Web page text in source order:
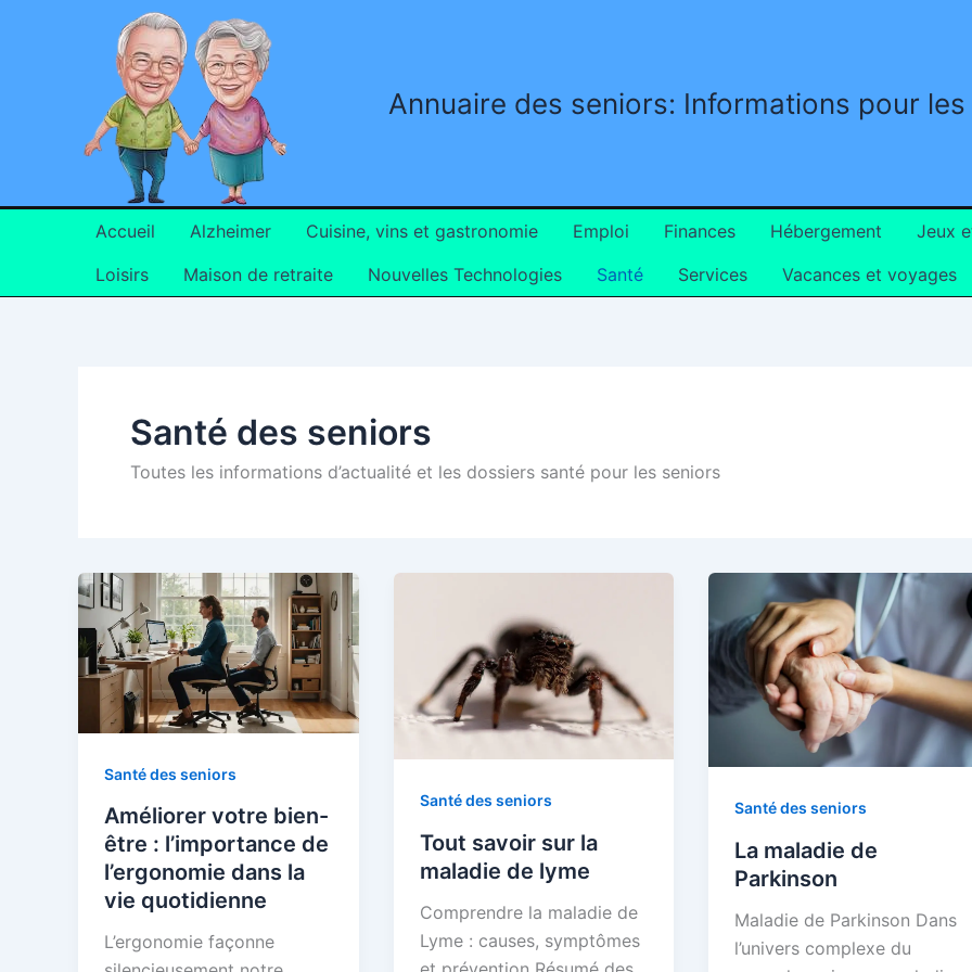
Annuaire des seniors: Informations pour
Accueil Alzheimer Cuisine, vins et gastronomie Emploi Finances Hébergement Jeux
Loisirs
Maison de retraite Nouvelles Technologies Santé Services Vacances et voyages
Santé des seniors
Toutes les informations d’actualité et les dossiers santé pour les seniors
Santé des seniors
Améliorer votre bien-
être : l’importance de
l’ergonomie dans la
vie quotidienne
L’ergonomie façonne
Santé des seniors
Tout savoir sur la
maladie de lyme
Comprendre la maladie de
Lyme : causes, symptômes
Santé des seniors
La maladie de
Parkinson
Maladie de Parkinson Dans
l’univers complexe du